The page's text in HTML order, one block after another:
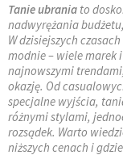
Tanie ubrania to
nadwyrężania
W dzisiejszych
modnie – wiele marek
najnowszymi
okazję. Od
specjalne wyjścia,
różnymi stylami,
rozsądek. Warto
niższych cenach i